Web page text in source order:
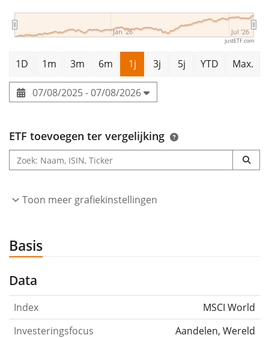
Jan '26 Jul '26
justETF.com
1D 1m 3m 6m 1j 3j 5j YTD Max.
07/08/2025 - 07/08/2026
ETF toevoegen ter vergelijking
Toon meer grafiekinstellingen
Basis
Data
Index
MSCI World
Investeringsfocus
Aandelen, Wereld